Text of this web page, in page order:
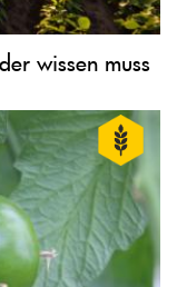
wissen muss